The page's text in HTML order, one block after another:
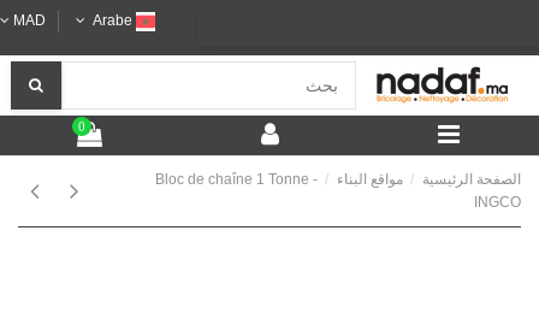
Arabe
MAD
0
الصفحة الرئيسية مواقع البناء
Bloc de chaîne 1 Tonne -
INGCO